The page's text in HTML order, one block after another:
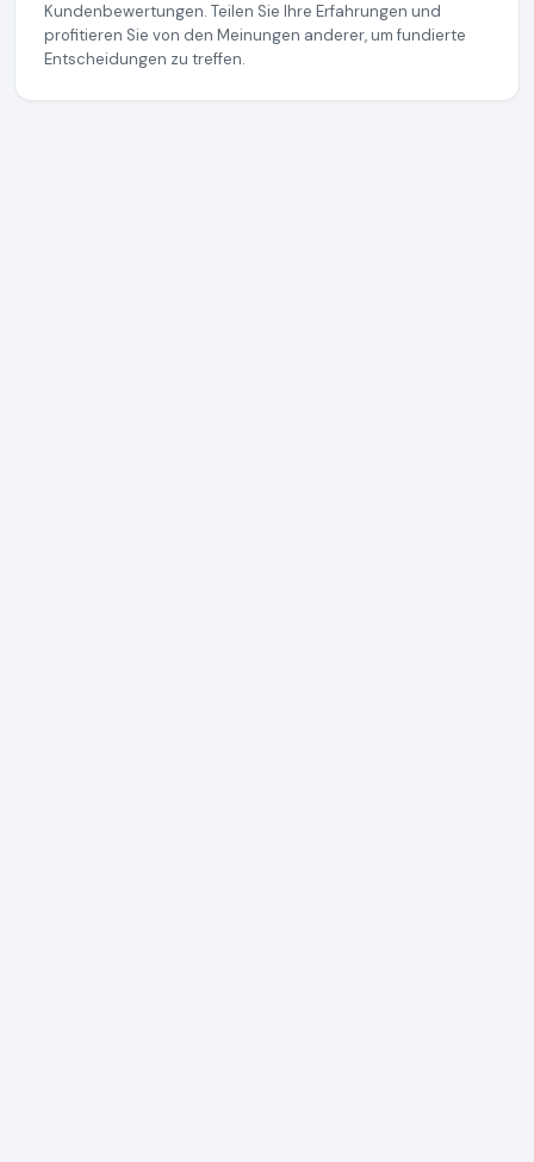
Kundenbewertungen. Teilen Sie Ihre Erfahrungen und
profitieren Sie von den Meinungen anderer, um fundierte
Entscheidungen zu treffen.